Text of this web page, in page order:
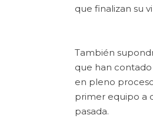
que finalizan su
También
que han
en pleno
primer equipo a
pasada.